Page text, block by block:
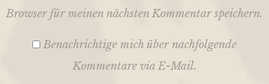
Browser für meinen nächsten Kommentar speichern.
Benachrichtige mich über nachfolgende
Kommentare via E-Mail.